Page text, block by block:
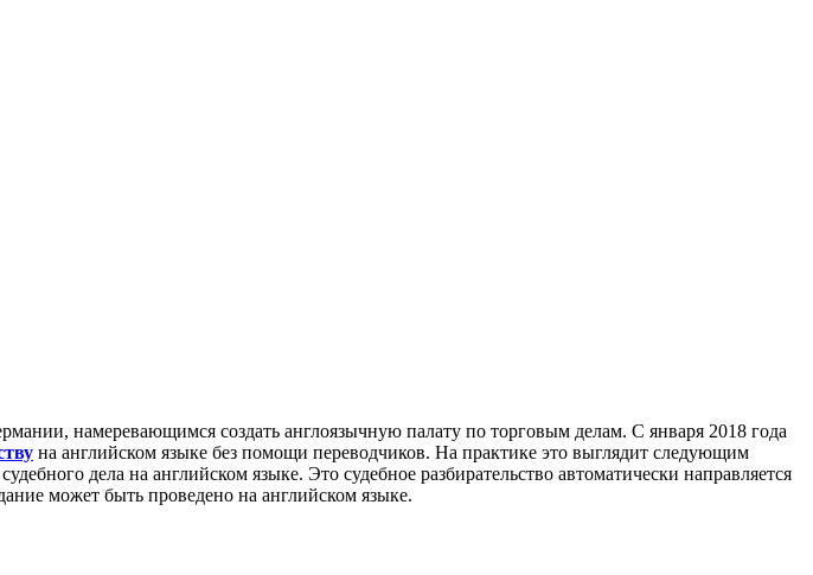
намеревающимся создать англоязычную палату по торговым делам. С января 2018 года
на английском языке без помощи переводчиков. На практике это выглядит следующим
дела на английском языке. Это судебное разбирательство автоматически направляется
может быть проведено на английском языке.